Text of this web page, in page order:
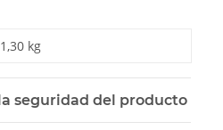
1,30 kg
seguridad del producto